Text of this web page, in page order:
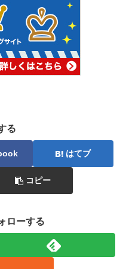
る
はてブ
コピー
ローする